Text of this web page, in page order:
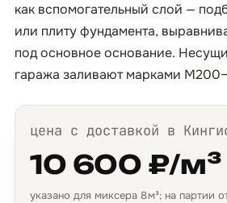
как вспомогательный слой —
или плиту фундамента,
под основное основание.
гаража заливают марками
цена с доставкой в
10 600 ₽/м³
указано для миксера 8 м³; на партии